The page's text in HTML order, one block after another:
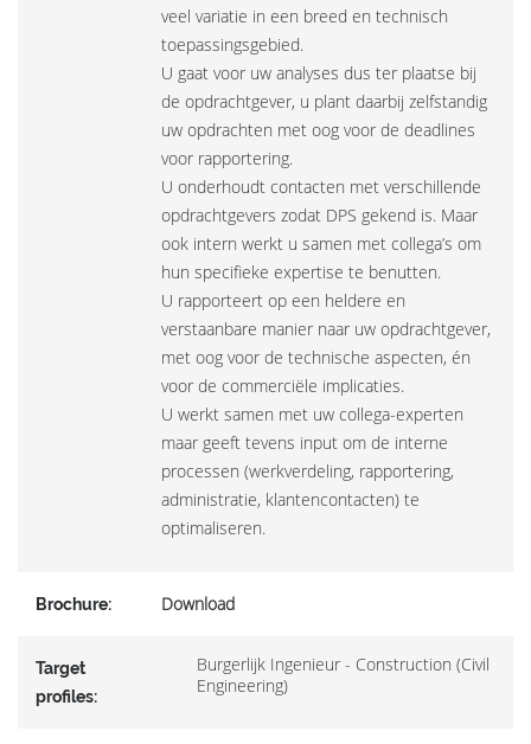
veel variatie in een breed en technisch
toepassingsgebied.
U gaat voor uw analyses dus ter plaatse bij
de opdrachtgever, u plant daarbij zelfstandig
uw opdrachten met oog voor de deadlines
voor rapportering.
U onderhoudt contacten met verschillende
opdrachtgevers zodat DPS gekend is. Maar
ook intern werkt u samen met collega’s om
hun specifieke expertise te benutten.
U rapporteert op een heldere en
verstaanbare manier naar uw opdrachtgever,
met oog voor de technische aspecten, én
voor de commerciële implicaties.
U werkt samen met uw collega-experten
maar geeft tevens input om de interne
processen (werkverdeling, rapportering,
administratie, klantencontacten) te
optimaliseren.
Brochure: Download
Target
profiles:
Burgerlijk Ingenieur - Construction (Civil
Engineering)